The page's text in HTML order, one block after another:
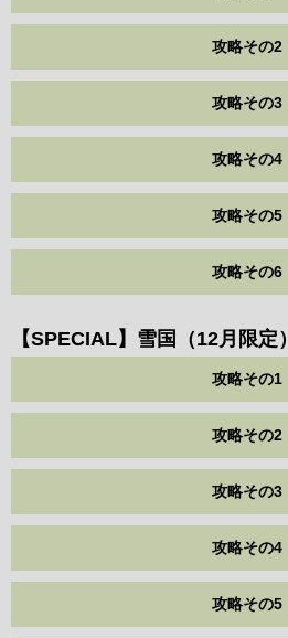
攻略その2
攻略その3
攻略その4
攻略その5
攻略その6
【SPECIAL】雪国（12月限定）
攻略その1
攻略その2
攻略その3
攻略その4
攻略その5